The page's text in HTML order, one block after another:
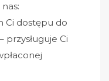
Ci dostępu do
przysługuje Ci